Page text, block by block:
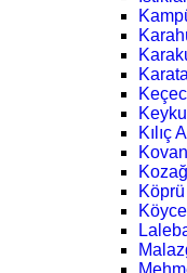
Kılıç